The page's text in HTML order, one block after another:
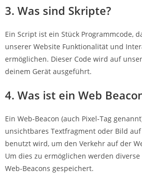
3. Was sind Skripte?
Ein Script ist ein Stück Programmcode,
unserer Website Funktionalität und
ermöglichen. Dieser Code wird auf
deinem Gerät ausgeführt.
4. Was ist ein Web
Ein Web-Beacon (auch Pixel-Tag
unsichtbares Textfragment oder Bild
benutzt wird, um den Verkehr auf der
Um dies zu ermöglichen werden
Web-Beacons gespeichert.